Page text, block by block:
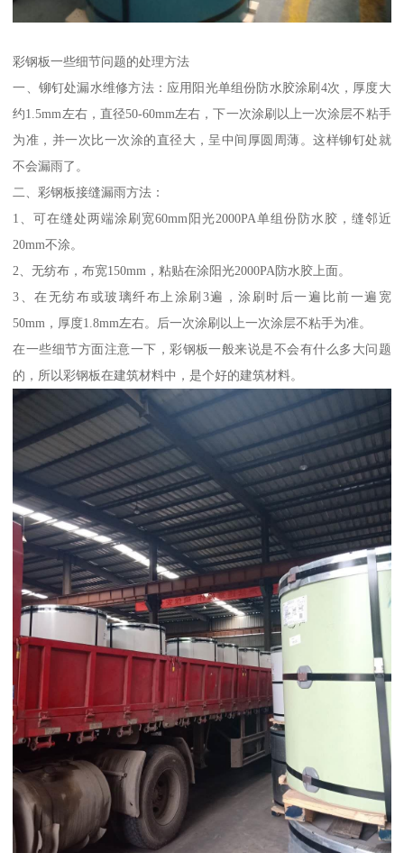
彩钢板一些细节问题的处理方法
一、铆钉处漏水维修方法：应用阳光单组份防水胶涂刷4次，厚度大
约1.5mm左右，直径50-60mm左右，下一次涂刷以上一次涂层不粘手
为准，并一次比一次涂的直径大，呈中间厚圆周薄。这样铆钉处就
不会漏雨了。
二、彩钢板接缝漏雨方法：
1、可在缝处两端涂刷宽60mm阳光2000PA单组份防水胶，缝邻近
20mm不涂。
2、无纺布，布宽150mm，粘贴在涂阳光2000PA防水胶上面。
3、在无纺布或玻璃纤布上涂刷3遍，涂刷时后一遍比前一遍宽
50mm，厚度1.8mm左右。后一次涂刷以上一次涂层不粘手为准。
在一些细节方面注意一下，彩钢板一般来说是不会有什么多大问题
的，所以彩钢板在建筑材料中，是个好的建筑材料。